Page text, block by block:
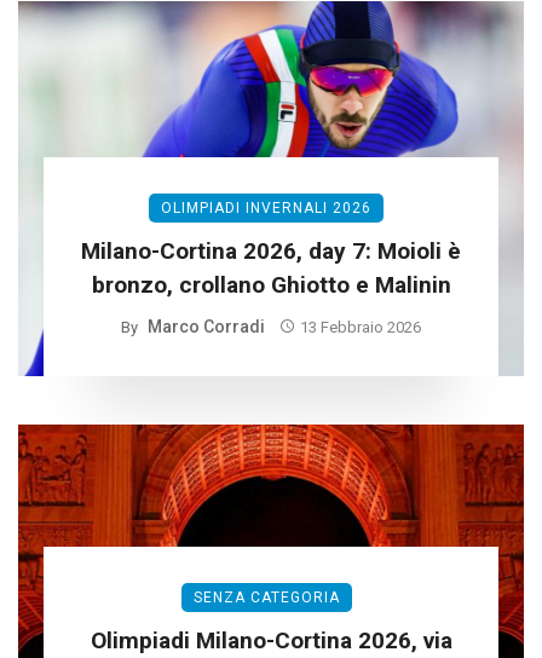
OLIMPIADI INVERNALI 2026
Milano-Cortina 2026, day 7: Moioli è
bronzo, crollano Ghiotto e Malinin
By Marco Corradi 13 Febbraio 2026
SENZA CATEGORIA
Olimpiadi Milano-Cortina 2026, via